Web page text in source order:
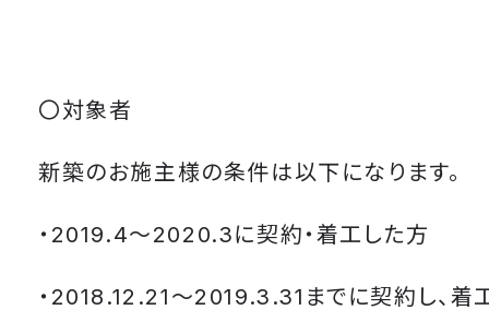
〇対象者
新築のお施主様の条件は以下になります。
・2019.4～2020.3に契約・着工した方
・2018.12.21～2019.3.31までに契約し、着